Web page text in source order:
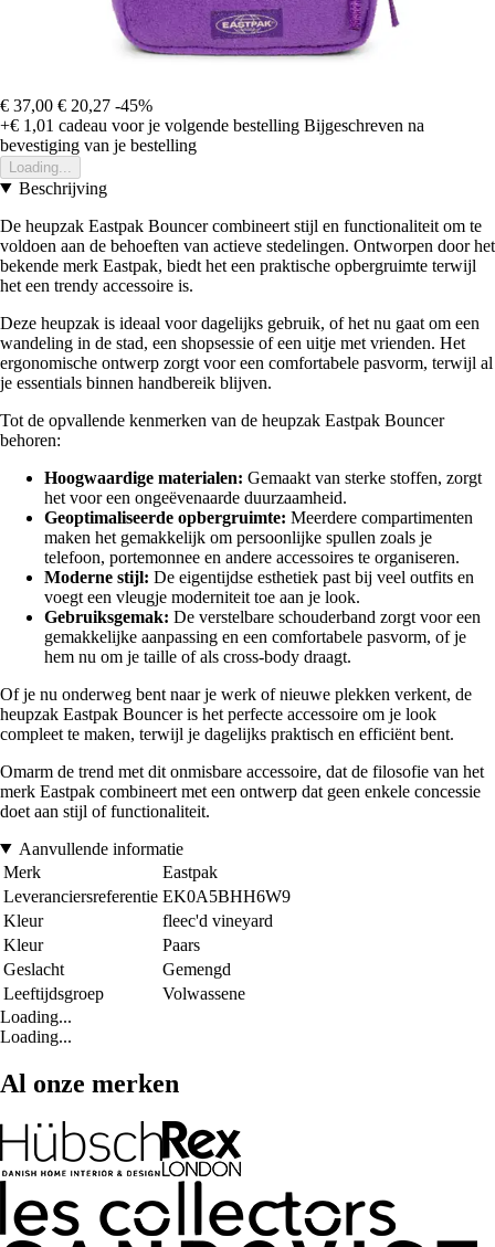
€ 37,00 € 20,27 -45%
+€ 1,01 cadeau voor je volgende bestelling Bijgeschreven na
bevestiging van je bestelling
Loading...
Beschrijving
De heupzak Eastpak Bouncer combineert stijl en functionaliteit om te
voldoen aan de behoeften van actieve stedelingen. Ontworpen door het
bekende merk Eastpak, biedt het een praktische opbergruimte terwijl
het een trendy accessoire is.
Deze heupzak is ideaal voor dagelijks gebruik, of het nu gaat om een
wandeling in de stad, een shopsessie of een uitje met vrienden. Het
ergonomische ontwerp zorgt voor een comfortabele pasvorm, terwijl al
je essentials binnen handbereik blijven.
Tot de opvallende kenmerken van de heupzak Eastpak Bouncer
behoren:
Hoogwaardige materialen: Gemaakt van sterke stoffen, zorgt
het voor een ongeëvenaarde duurzaamheid.
Geoptimaliseerde opbergruimte: Meerdere compartimenten
maken het gemakkelijk om persoonlijke spullen zoals je
telefoon, portemonnee en andere accessoires te organiseren.
Moderne stijl: De eigentijdse esthetiek past bij veel outfits en
voegt een vleugje moderniteit toe aan je look.
Gebruiksgemak: De verstelbare schouderband zorgt voor een
gemakkelijke aanpassing en een comfortabele pasvorm, of je
hem nu om je taille of als cross-body draagt.
Of je nu onderweg bent naar je werk of nieuwe plekken verkent, de
heupzak Eastpak Bouncer is het perfecte accessoire om je look
compleet te maken, terwijl je dagelijks praktisch en efficiënt bent.
Omarm de trend met dit onmisbare accessoire, dat de filosofie van het
merk Eastpak combineert met een ontwerp dat geen enkele concessie
doet aan stijl of functionaliteit.
Aanvullende informatie
Merk
Eastpak
Leveranciersreferentie EK0A5BHH6W9
Kleur
fleec'd vineyard
Kleur
Paars
Geslacht
Gemengd
Leeftijdsgroep
Volwassene
Loading...
Loading...
Al onze merken